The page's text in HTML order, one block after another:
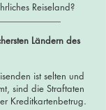
Reiseland?
Ländern des
ist selten und
sind die Straftaten
Kreditkartenbetrug.